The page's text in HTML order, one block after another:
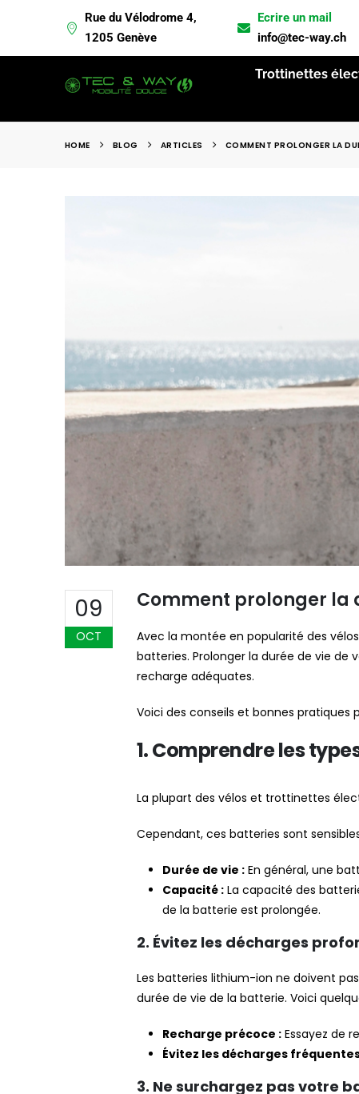
Rue du Vélodrome 4,
1205 Genève
Ecrire un mail
info@tec-way.ch
Trottinettes
HOME BLOG ARTICLES COMMENT PROLONGER LA
09
OCT
Comment prolonger la
Avec la montée en popularité des
batteries. Prolonger la durée de vie
recharge adéquates.
Voici des conseils et bonnes
1. Comprendre les
La plupart des vélos et trottinettes
Cependant, ces batteries sont
Durée de vie :En général, une
Capacité :La capacité des
de la batterie est prolongée.
2. Évitez les décharges
Les batteries lithium-ion ne doivent
durée de vie de la batterie. Voici
Recharge précoce :Essayez de
Évitez les décharges
3. Ne surchargez pas votre